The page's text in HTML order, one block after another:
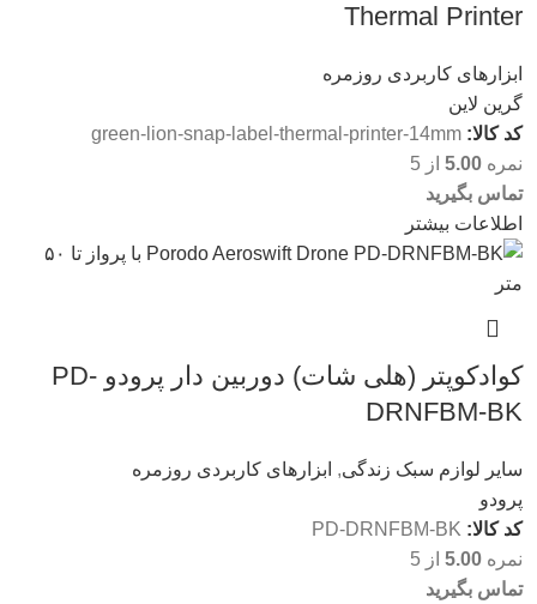
Thermal Printer
ابزارهای کاربردی روزمره
گرین لاین
کد کالا: green-lion-snap-label-thermal-printer-14mm
نمره 5.00 از 5
تماس بگیرید
اطلاعات بیشتر
کوادکوپتر (هلی شات) دوربین دار پرودو PD-
DRNFBM-BK
سایر لوازم سبک زندگی, ابزارهای کاربردی روزمره
پرودو
کد کالا: PD-DRNFBM-BK
نمره 5.00 از 5
تماس بگیرید